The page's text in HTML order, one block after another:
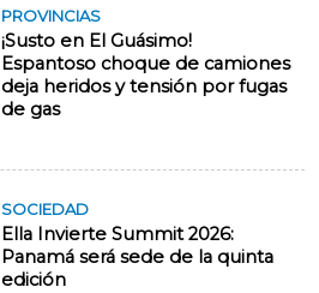
PROVINCIAS
¡Susto en El Guásimo!
Espantoso choque de camiones
deja heridos y tensión por fugas
de gas
SOCIEDAD
Ella Invierte Summit 2026:
Panamá será sede de la quinta
edición